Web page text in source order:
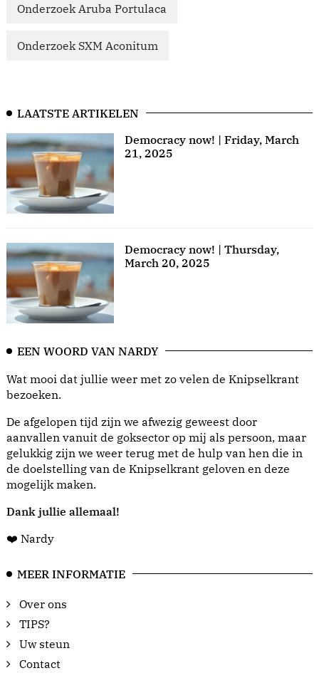
Onderzoek Aruba Portulaca
Onderzoek SXM Aconitum
LAATSTE ARTIKELEN
Democracy now! | Friday, March
21, 2025
Democracy now! | Thursday,
March 20, 2025
EEN WOORD VAN NARDY
Wat mooi dat jullie weer met zo velen de Knipselkrant
bezoeken.
De afgelopen tijd zijn we afwezig geweest door
aanvallen vanuit de goksector op mij als persoon, maar
gelukkig zijn we weer terug met de hulp van hen die in
de doelstelling van de Knipselkrant geloven en deze
mogelijk maken.
Dank jullie allemaal!
❤️ Nardy
MEER INFORMATIE
Over ons
TIPS?
Uw steun
Contact